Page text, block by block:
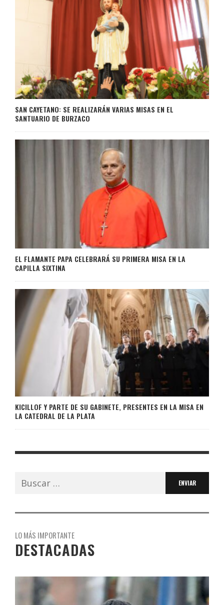
SAN CAYETANO: SE REALIZARÁN VARIAS MISAS EN EL
SANTUARIO DE BURZACO
EL FLAMANTE PAPA CELEBRARÁ SU PRIMERA MISA EN LA
CAPILLA SIXTINA
KICILLOF Y PARTE DE SU GABINETE, PRESENTES EN LA MISA EN
LA CATEDRAL DE LA PLATA
Buscar:
LO MÁS IMPORTANTE
DESTACADAS